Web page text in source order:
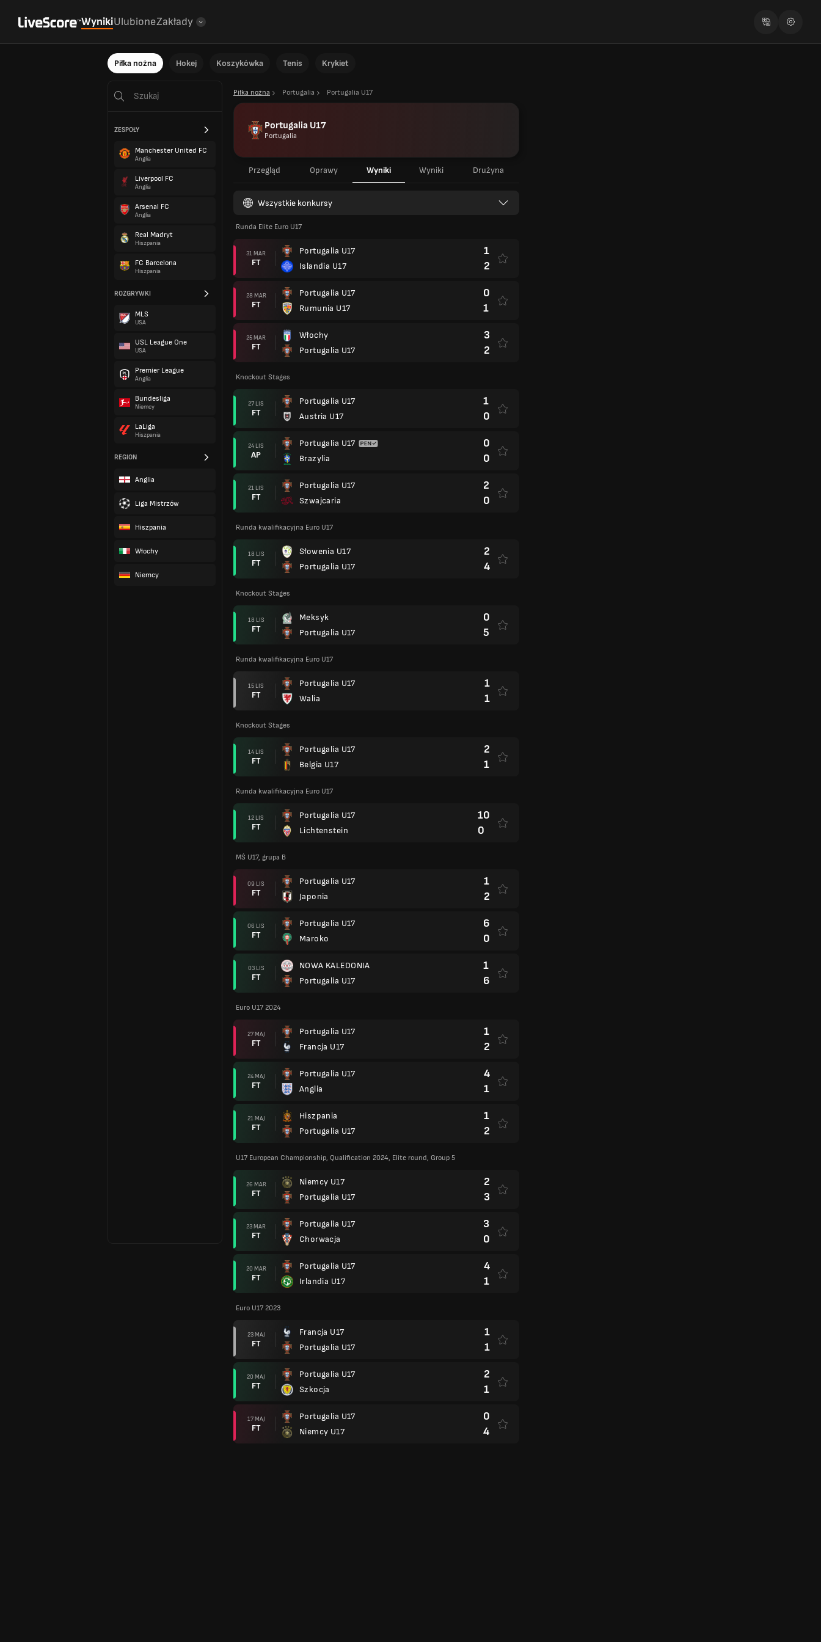
WynikiUlubioneZakłady
Piłka nożna Hokej Koszykówka Tenis Krykiet
ZESPOŁY
Manchester United FC
Anglia
Liverpool FC
Anglia
Arsenal FC
Anglia
Real Madryt
Hiszpania
FC Barcelona
Hiszpania
ROZGRYWKI
MLS
USA
USL League One
USA
Premier League
Anglia
Bundesliga
Niemcy
LaLiga
Hiszpania
REGION
Anglia
Liga Mistrzów
Hiszpania
Włochy
Niemcy
Piłka nożna Portugalia Portugalia U17
Portugalia U17
Portugalia
Przegląd Oprawy Wyniki Wyniki Drużyna
Wszystkie konkursy
Runda Elite Euro U17
31 MAR
FT
Portugalia U17
Islandia U17
1
2
28 MAR
FT
Portugalia U17
Rumunia U17
0
1
25 MAR
FT
Włochy
Portugalia U17
3
2
Knockout Stages
27 LIS
FT
Portugalia U17
Austria U17
1
0
24 LIS
AP
Portugalia U17
Brazylia
0
0
21 LIS
FT
Portugalia U17
Szwajcaria
2
0
Runda kwalifikacyjna Euro U17
18 LIS
FT
Słowenia U17
Portugalia U17
2
4
Knockout Stages
18 LIS
FT
Meksyk
Portugalia U17
0
5
Runda kwalifikacyjna Euro U17
15 LIS
FT
Portugalia U17
Walia
1
1
Knockout Stages
14 LIS
FT
Portugalia U17
Belgia U17
2
1
Runda kwalifikacyjna Euro U17
12 LIS
FT
Portugalia U17
Lichtenstein
10
0
MŚ U17, grupa B
09 LIS
FT
Portugalia U17
Japonia
1
2
06 LIS
FT
Portugalia U17
Maroko
6
0
03 LIS
FT
NOWA KALEDONIA
Portugalia U17
1
6
Euro U17 2024
27 MAJ
FT
Portugalia U17
Francja U17
1
2
24 MAJ
FT
Portugalia U17
Anglia
4
1
21 MAJ
FT
Hiszpania
Portugalia U17
1
2
U17 European Championship, Qualification 2024, Elite round, Group 5
26 MAR
FT
Niemcy U17
Portugalia U17
2
3
23 MAR
FT
Portugalia U17
Chorwacja
3
0
20 MAR
FT
Portugalia U17
Irlandia U17
4
1
Euro U17 2023
23 MAJ
FT
Francja U17
Portugalia U17
1
1
20 MAJ
FT
Portugalia U17
Szkocja
2
1
17 MAJ
FT
Portugalia U17
Niemcy U17
0
4